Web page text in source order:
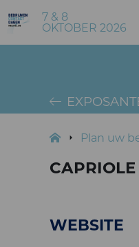
7 & 8
OKTOBER 2026
Plan uw
CAPRIOLE
WEBSITE